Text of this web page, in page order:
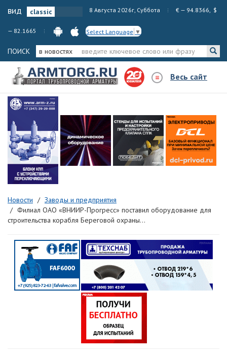
вид 8 Августа 2026г, Суббота € — 94.8366, $
— 82.1665 Select Language ▼
ПОИСК в новостях
Весь сайт
Новости
Заводы и предприятия
Филиал ОАО «ВНИИР-Прогресс» поставил оборудование для
строительства корабля Береговой охраны...